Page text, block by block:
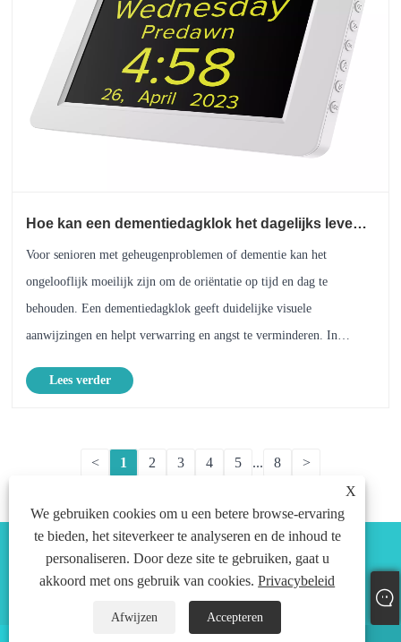
Hoe kan een dementiedagklok het dagelijks leven
Voor senioren met geheugenproblemen of dementie kan het
ongelooflijk moeilijk zijn om de oriëntatie op tijd en dag te
behouden. Een dementiedagklok geeft duidelijke visuele
aanwijzingen en helpt verwarring en angst te verminderen. In
volle......
Lees verder
< 1 2 3 4 5 ... 8
>
X
We gebruiken cookies om u een betere browse-ervaring
te bieden, het siteverkeer te analyseren en de inhoud te
personaliseren. Door deze site te gebruiken, gaat u
akkoord met ons gebruik van cookies.Privacybeleid
Afwijzen
Accepteren
Copyright © 2024 Shenzhen Preation Technology Co., Ltd. Alle
rechten voorbehouden.